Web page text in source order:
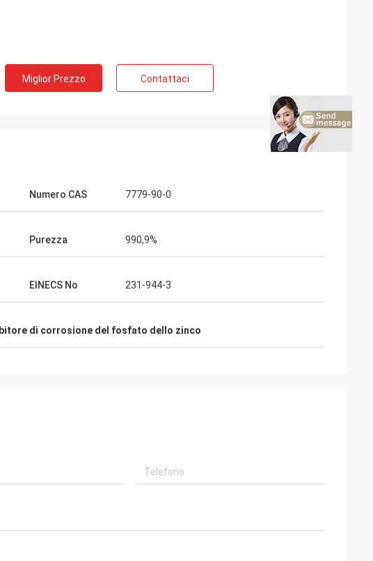
Miglior Prezzo Contattaci
Numero CAS 7779-90-0
Purezza 990,9%
EINECS No 231-944-3
di corrosione del fosfato dello zinco